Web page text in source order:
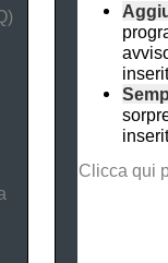
Clicca qui